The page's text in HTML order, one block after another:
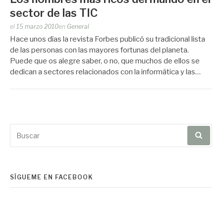
sector de las TIC
Publicado
por
el 15 marzo 2010en General
Hace unos días la revista Forbes publicó su tradicional lista
de las personas con las mayores fortunas del planeta.
Puede que os alegre saber, o no, que muchos de ellos se
dedican a sectores relacionados con la informática y las…
por:
SÍGUEME EN FACEBOOK